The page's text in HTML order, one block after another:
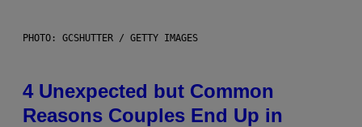
PHOTO: GCSHUTTER / GETTY IMAGES
4 Unexpected but Common
Reasons Couples End Up in